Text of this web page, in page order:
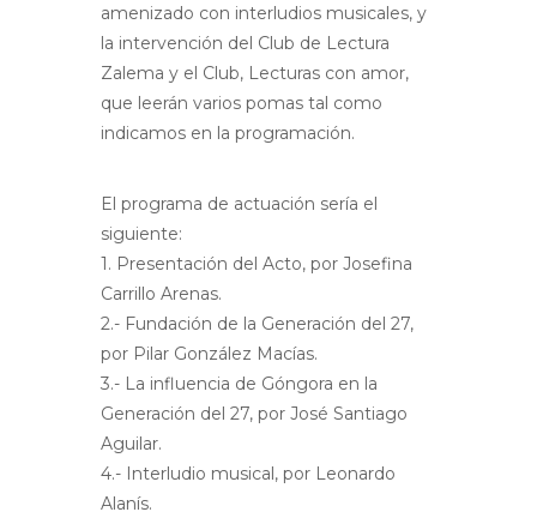
amenizado con interludios musicales, y
la intervención del Club de Lectura
Zalema y el Club, Lecturas con amor,
que leerán varios pomas tal como
indicamos en la programación.
El programa de actuación sería el
siguiente:
1. Presentación del Acto, por Josefina
Carrillo Arenas.
2.- Fundación de la Generación del 27,
por Pilar González Macías.
3.- La influencia de Góngora en la
Generación del 27, por José Santiago
Aguilar.
4.- Interludio musical, por Leonardo
Alanís.